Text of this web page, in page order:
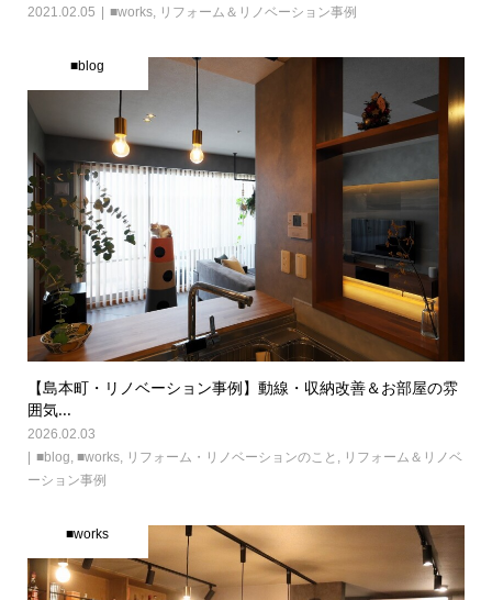
2021.02.05 ■works, リフォーム＆リノベーション事例
■blog
【島本町・リノベーション事例】動線・収納改善＆お部屋の雰
囲気...
2026.02.03
■blog, ■works, リフォーム・リノベーションのこと , リフォーム＆リノベ
ーション事例
■works